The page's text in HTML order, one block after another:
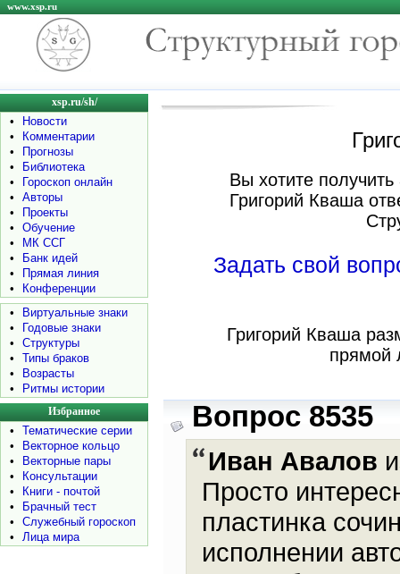
www.xsp.ru
xsp.ru/sh/
•
Новости
•
Комментарии
•
Прогнозы
•
Библиотека
•
Гороскоп онлайн
•
Авторы
•
Проекты
•
Обучение
•
МК ССГ
•
Банк идей
•
Прямая линия
•
Конференции
•
Виртуальные знаки
•
Годовые знаки
•
Структуры
•
Типы браков
•
Возрасты
•
Ритмы истории
Избранное
•
Тематические серии
•
Векторное кольцо
•
Векторные пары
•
Консультации
•
Книги - почтой
•
Брачный тест
•
Служебный гороскоп
•
Лица мира
Вы хотите
Григорий Кваша
Задать свой
Григорий Кваша
прямой
Вопрос 8535
Иван Авалов
Просто
пластинка
исполнении